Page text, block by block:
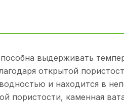
выдерживать
открытой
и находится в
пористости, каменная